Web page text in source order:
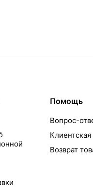
Помощь
Вопрос-
Возврат